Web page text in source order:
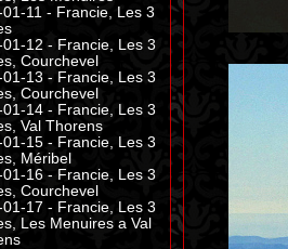
11 - Francie, Les 3
12 - Francie, Les 3
Courchevel
13 - Francie, Les 3
Courchevel
14 - Francie, Les 3
Val Thorens
15 - Francie, Les 3
Méribel
16 - Francie, Les 3
Courchevel
17 - Francie, Les 3
Les Menuires a Val